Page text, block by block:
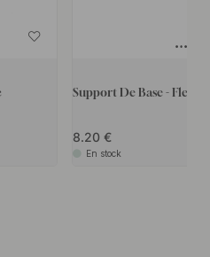
Support De Base - Flexy
8.20
En stock